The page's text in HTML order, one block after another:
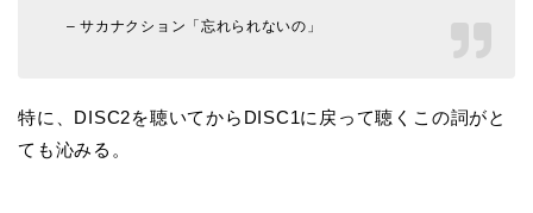
– サカナクション「忘れられないの」
特に、DISC2を聴いてからDISC1に戻って聴くこの詞がと
ても沁みる。